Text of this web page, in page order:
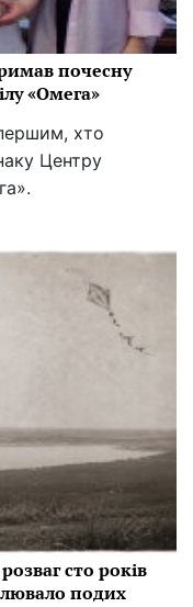
почесну
«Омега»
хто
Центру
сто років
подих